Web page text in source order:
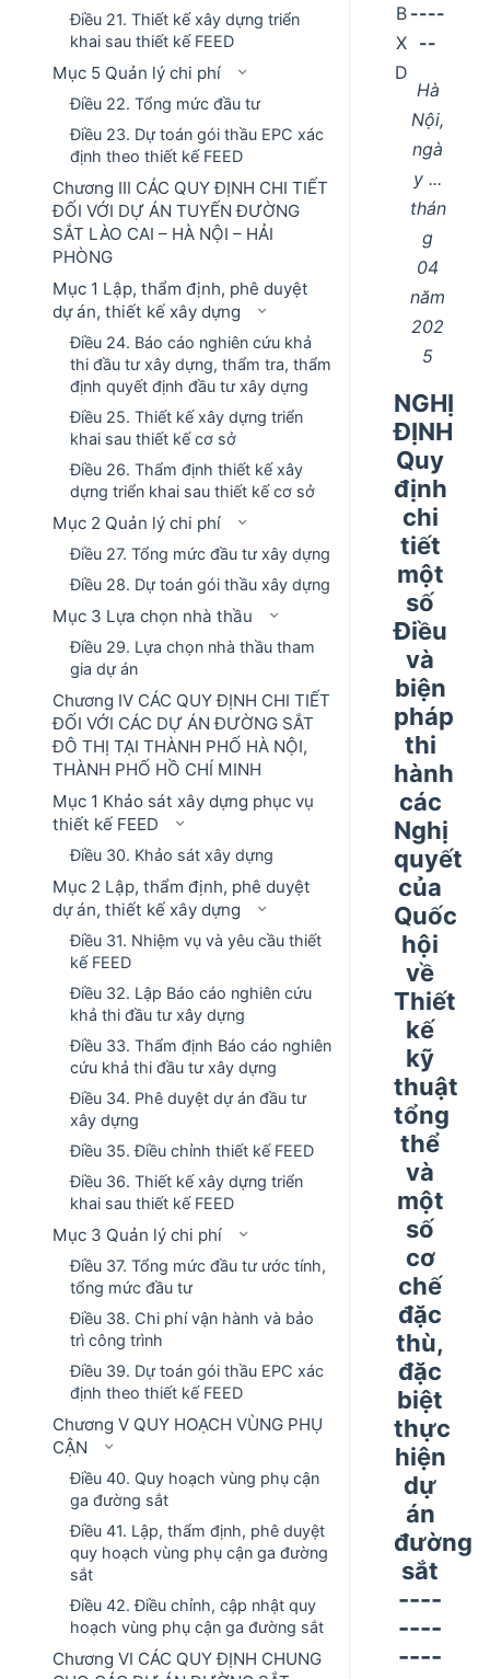
Điều 21. Thiết kế xây dựng triển
khai sau thiết kế FEED
Mục 5 Quản lý chi phí
Điều 22. Tổng mức đầu tư
Điều 23. Dự toán gói thầu EPC xác
định theo thiết kế FEED
Chương III CÁC QUY ĐỊNH CHI TIẾT
ĐỐI VỚI DỰ ÁN TUYẾN ĐƯỜNG
SẮT LÀO CAI – HÀ NỘI – HẢI
PHÒNG
Mục 1 Lập, thẩm định, phê duyệt
dự án, thiết kế xây dựng
Điều 24. Báo cáo nghiên cứu khả
thi đầu tư xây dựng, thẩm tra, thẩm
định quyết định đầu tư xây dựng
Điều 25. Thiết kế xây dựng triển
khai sau thiết kế cơ sở
Điều 26. Thẩm định thiết kế xây
dựng triển khai sau thiết kế cơ sở
Mục 2 Quản lý chi phí
Điều 27. Tổng mức đầu tư xây dựng
Điều 28. Dự toán gói thầu xây dựng
Mục 3 Lựa chọn nhà thầu
Điều 29. Lựa chọn nhà thầu tham
gia dự án
Chương IV CÁC QUY ĐỊNH CHI TIẾT
ĐỐI VỚI CÁC DỰ ÁN ĐƯỜNG SẮT
ĐÔ THỊ TẠI THÀNH PHỐ HÀ NỘI,
THÀNH PHỐ HỒ CHÍ MINH
Mục 1 Khảo sát xây dựng phục vụ
thiết kế FEED
Điều 30. Khảo sát xây dựng
Mục 2 Lập, thẩm định, phê duyệt
dự án, thiết kế xây dựng
Điều 31. Nhiệm vụ và yêu cầu thiết
kế FEED
Điều 32. Lập Báo cáo nghiên cứu
khả thi đầu tư xây dựng
Điều 33. Thẩm định Báo cáo nghiên
cứu khả thi đầu tư xây dựng
Điều 34. Phê duyệt dự án đầu tư
xây dựng
Điều 35. Điều chỉnh thiết kế FEED
Điều 36. Thiết kế xây dựng triển
khai sau thiết kế FEED
Mục 3 Quản lý chi phí
Điều 37. Tổng mức đầu tư ước tính,
tổng mức đầu tư
Điều 38. Chi phí vận hành và bảo
trì công trình
Điều 39. Dự toán gói thầu EPC xác
định theo thiết kế FEED
Chương V QUY HOẠCH VÙNG PHỤ
CẬN
Điều 40. Quy hoạch vùng phụ cận
ga đường sắt
Điều 41. Lập, thẩm định, phê duyệt
quy hoạch vùng phụ cận ga đường
sắt
Điều 42. Điều chỉnh, cập nhật quy
hoạch vùng phụ cận ga đường sắt
Chương VI CÁC QUY ĐỊNH CHUNG
B
X
D
----
--
Hà
Nội,
ngà
y ...
thán
g
04
năm
202
5
NGHỊ
ĐỊNH
Quy
định
chi
tiết
một
số
Điều
và
biện
pháp
thi
hành
các
Nghị
quyết
của
Quốc
hội
về
Thiết
kế
kỹ
thuật
tổng
thể
và
một
số
cơ
chế
đặc
thù,
đặc
biệt
thực
hiện
dự
án
đường
sắt
----
----
----